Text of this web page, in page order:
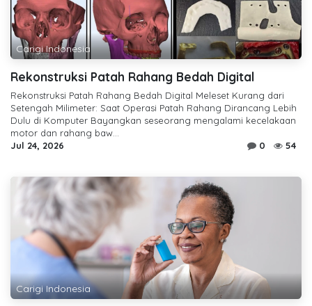
Carigi Indonesia
Rekonstruksi Patah Rahang Bedah Digital
Rekonstruksi Patah Rahang Bedah Digital Meleset Kurang dari
Setengah Milimeter: Saat Operasi Patah Rahang Dirancang Lebih
Dulu di Komputer Bayangkan seseorang mengalami kecelakaan
motor dan rahang baw...
Jul 24, 2026
0 54
Carigi Indonesia